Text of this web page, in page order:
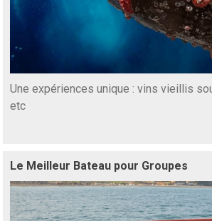
Une expériences unique : vins vieillis
etc
Le Meilleur Bateau pour Groupes